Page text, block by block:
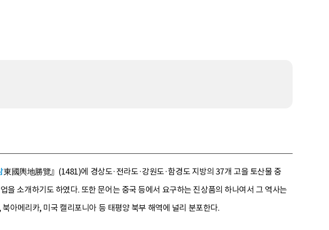
東國輿地勝覽』(1481)에 경상도·전라도·강원도·함경도 지방의 37개 고을 토산물 중
을 소개하기도 하였다. 또한 문어는 중국 등에서 요구하는 진상품의 하나여서 그 역사는
아메리카, 미국 캘리포니아 등 태평양 북부 해역에 널리 분포한다.